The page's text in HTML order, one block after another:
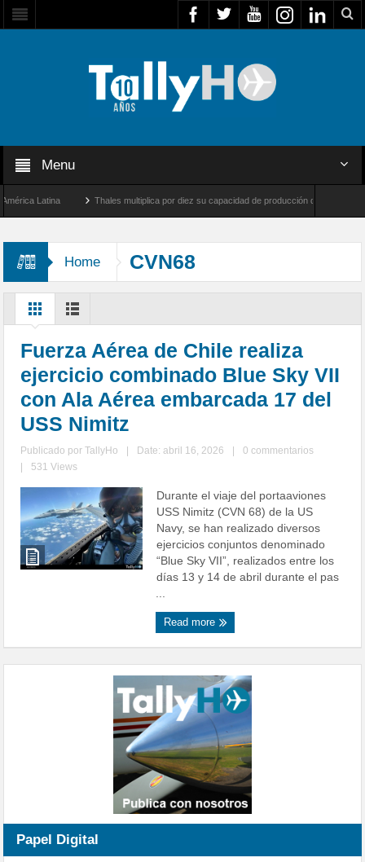
Menu
Latina Thales multiplica por diez su capacidad de producción de radares en
Home CVN68
Fuerza Aérea de Chile realiza
ejercicio combinado Blue Sky VII
con Ala Aérea embarcada 17 del
USS Nimitz
Publicado porTallyHo Date: abril 16, 2026
0 commentarios
531 Views
Durante el viaje del portaaviones
USS Nimitz (CVN 68) de la US
Navy, se han realizado diversos
ejercicios conjuntos denominado
“Blue Sky VII”, realizados entre los
días 13 y 14 de abril durante el pas
...
Read more
Papel Digital